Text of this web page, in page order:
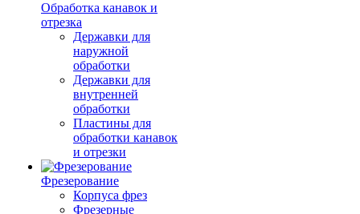
Обработка канавок и
отрезка
Державки для
наружной
обработки
Державки для
внутренней
обработки
Пластины для
обработки канавок
и отрезки
Фрезерование
Корпуса фрез
Фрезерные